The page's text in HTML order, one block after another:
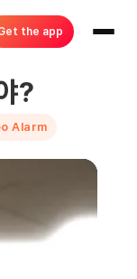
the app
?
Alarm